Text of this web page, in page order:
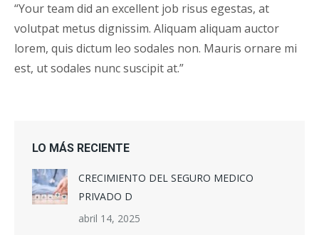
“Your team did an excellent job risus egestas, at
volutpat metus dignissim. Aliquam aliquam auctor
lorem, quis dictum leo sodales non. Mauris ornare mi
est, ut sodales nunc suscipit at.”
LO MÁS RECIENTE
CRECIMIENTO DEL SEGURO MEDICO
PRIVADO D
abril 14, 2025